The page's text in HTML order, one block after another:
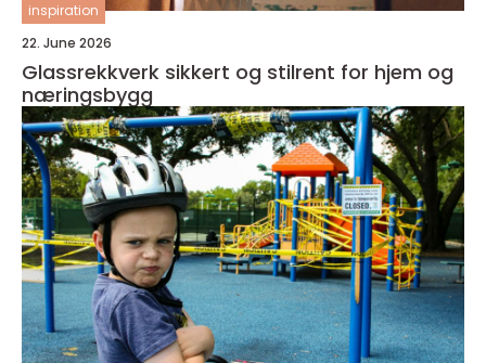
inspiration
22. June 2026
Glassrekkverk sikkert og stilrent for hjem og
næringsbygg